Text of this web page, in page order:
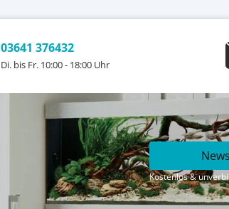
03641 376432
Di. bis Fr. 10:00 - 18:00 Uhr
Kostenlos &